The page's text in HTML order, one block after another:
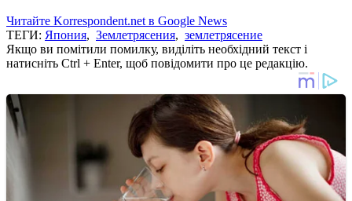
Читайте Korrespondent.net в Google News
ТЕГИ: Япония, Землетрясения, землетрясение
Якщо ви помітили помилку, виділіть необхідний текст і
натисніть Ctrl + Enter, щоб повідомити про це редакцію.